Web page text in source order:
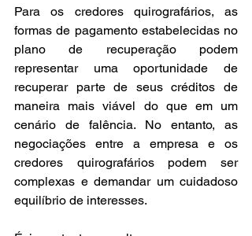
Para os credores quirografários, as
formas de pagamento estabelecidas no
plano de recuperação podem
representar uma oportunidade de
recuperar parte de seus créditos de
maneira mais viável do que em um
cenário de falência. No entanto, as
negociações entre a empresa e os
credores quirografários podem ser
complexas e demandar um cuidadoso
equilíbrio de interesses.